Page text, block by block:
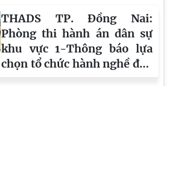
THADS TP. Đồng Nai:
Phòng thi hành án dân sự
khu vực 1-Thông báo lựa
chọn tổ chức hành nghề đấu
giá tài sản số 6268/TB-